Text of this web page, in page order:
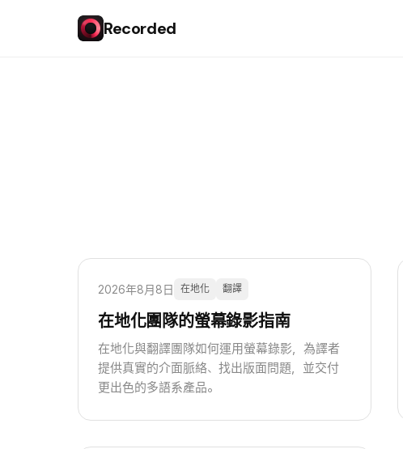
Recorded
2026年8月8日 在地化 翻譯
在地化團隊的螢幕錄影指南
在地化與翻譯團隊如何運用螢幕錄影，為譯者
提供真實的介面脈絡、找出版面問題，並交付
更出色的多語系產品。